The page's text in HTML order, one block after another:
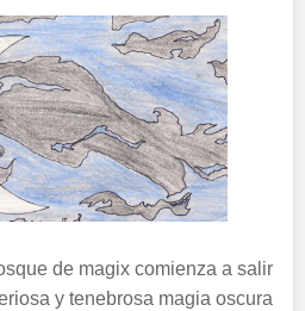
de magix comienza a salir
y tenebrosa magia oscura